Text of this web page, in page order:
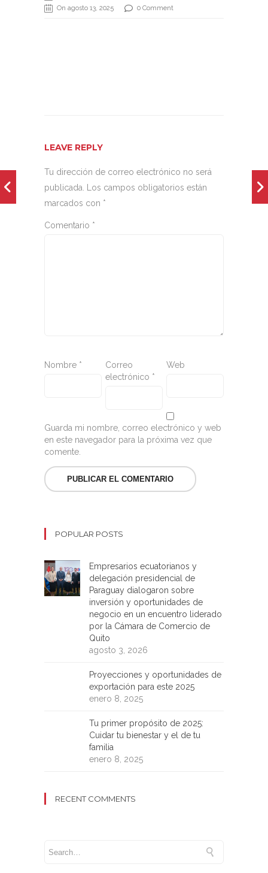
On agosto 13, 2025
0 Comment
LEAVE REPLY
Tu dirección de correo electrónico no será
publicada. Los campos obligatorios están
marcados con *
Comentario *
Nombre *
Correo
electrónico *
Web
Guarda mi nombre, correo electrónico y web
en este navegador para la próxima vez que
comente.
POPULAR POSTS
Empresarios ecuatorianos y
delegación presidencial de
Paraguay dialogaron sobre
inversión y oportunidades de
negocio en un encuentro liderado
por la Cámara de Comercio de
Quito
agosto 3, 2026
Proyecciones y oportunidades de
exportación para este 2025
enero 8, 2025
Tu primer propósito de 2025:
Cuidar tu bienestar y el de tu
familia
enero 8, 2025
RECENT COMMENTS